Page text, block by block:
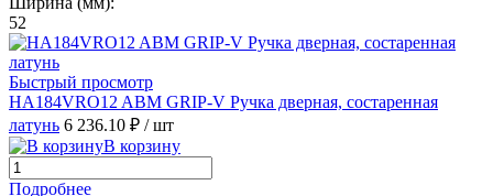
52
Быстрый просмотр
HA184VRO12 ABM GRIP-V Ручка дверная, состаренная
латунь 6 236.10 ₽ / шт
В корзину
Подробнее